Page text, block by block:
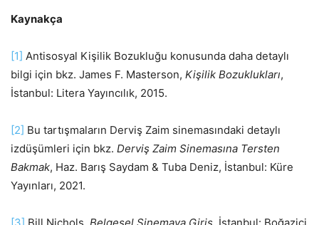
Kaynakça
[1] Antisosyal Kişilik Bozukluğu konusunda daha detaylı
bilgi için bkz. James F. Masterson, Kişilik Bozuklukları,
İstanbul: Litera Yayıncılık, 2015.
[2] Bu tartışmaların Derviş Zaim sinemasındaki detaylı
izdüşümleri için bkz. Derviş Zaim Sinemasına Tersten
Bakmak, Haz. Barış Saydam & Tuba Deniz, İstanbul: Küre
Yayınları, 2021.
[3] Bill Nichols, Belgesel Sinemaya Giriş , İstanbul: Boğaziçi